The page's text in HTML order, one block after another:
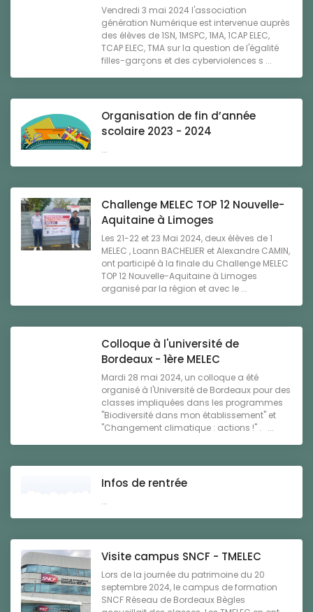
Vendredi 3 mai 2024 l'association
génération Numérique est intervenue auprès
des élèves de 1SN, 1MSPC, 1MA, 1CAP ELEC,
TCAP ELEC, TMA sur la question de l'égalité
filles-garçons et des cyberviolences s ...
Organisation de fin d’année
scolaire 2023 - 2024
...
Challenge MELEC TOP 12 Nouvelle-
Aquitaine à Limoges
Les 21-22 et 23 Mai 2024, deux élèves de 1
MELEC , Loann BACHELIER et Alexandre CAMIN,
ont participé à la finale du Challenge MELEC
TOP 12 Nouvelle-Aquitaine à Limoges
organisé par la région et avec le ...
Colloque à l'université de
Bordeaux - 1ère MELEC
Mardi 28 mai 2024, un colloque a été
organisé à l'Université de Bordeaux pour des
classes impliquées dans les programmes
"Biodiversité dans mon établissement" et
"Changement climatique : actions !" . ...
Infos de rentrée
...
Visite campus SNCF - TMELEC
Lors de la journée du patrimoine du 20
septembre 2024, le campus de formation
SNCF Réseau de Bordeaux Bègles